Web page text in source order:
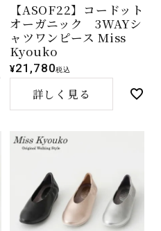
【ASOF22】コードット
オーガニック 3WAYシ
ャツワンピース Miss
Kyouko
¥21,780税込
詳しく見る